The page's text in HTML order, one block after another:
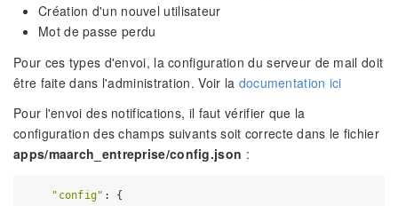
Création d'un nouvel utilisateur
Mot de passe perdu
Pour ces types d'envoi, la configuration du serveur de mail doit
être faite dans l'administration. Voir la documentation ici
Pour l'envoi des notifications, il faut vérifier que la
configuration des champs suivants soit correcte dans le fichier
apps/maarch_entreprise/config.json :
"config" : {